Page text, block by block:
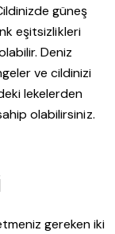
güneş
eşitsizlikleri
Deniz
ve cildinizi
lekelerden
olabilirsiniz.
gereken iki